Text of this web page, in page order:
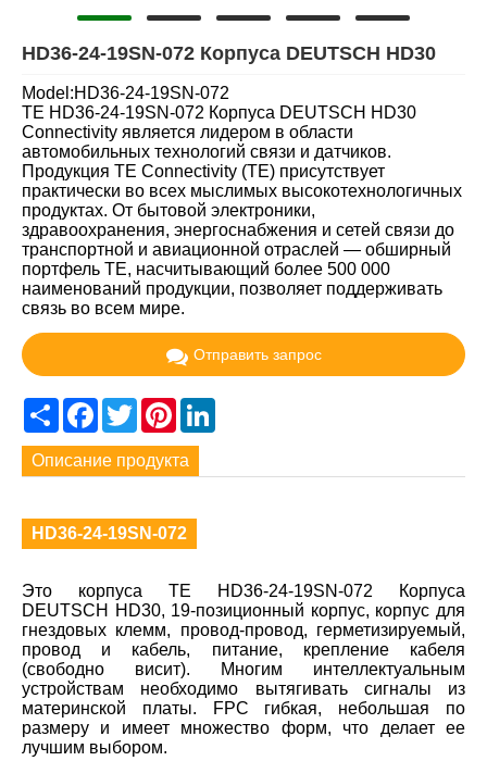
HD36-24-19SN-072 Корпуса DEUTSCH HD30
Model:HD36-24-19SN-072
TE HD36-24-19SN-072 Корпуса DEUTSCH HD30
Connectivity является лидером в области
автомобильных технологий связи и датчиков.
Продукция TE Connectivity (TE) присутствует
практически во всех мыслимых высокотехнологичных
продуктах. От бытовой электроники,
здравоохранения, энергоснабжения и сетей связи до
транспортной и авиационной отраслей — обширный
портфель TE, насчитывающий более 500 000
наименований продукции, позволяет поддерживать
связь во всем мире.
Отправить запрос
ShareFacebook
TwitterPinterest
Описание продукта
HD36-24-19SN-072
Это корпуса TE HD36-24-19SN-072 Корпуса
DEUTSCH HD30, 19-позиционный корпус, корпус для
гнездовых клемм, провод-провод, герметизируемый,
провод и кабель, питание, крепление кабеля
(свободно висит). Многим интеллектуальным
устройствам необходимо вытягивать сигналы из
материнской платы. FPC гибкая, небольшая по
размеру и имеет множество форм, что делает ее
лучшим выбором.